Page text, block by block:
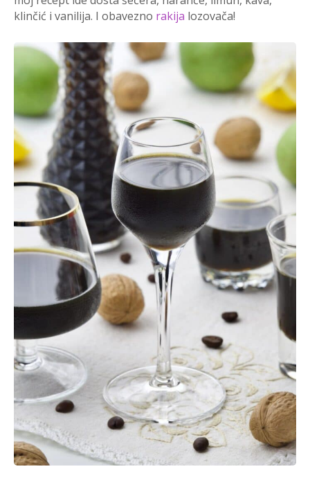
klinčić i vanilija. I obavezno rakija lozovača!